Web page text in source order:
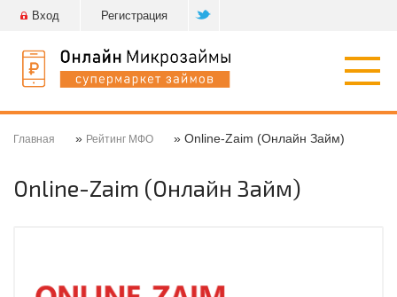
Вход Регистрация
Главная » Рейтинг МФО » Online-Zaim (Онлайн Займ)
Online-Zaim (Онлайн Займ)